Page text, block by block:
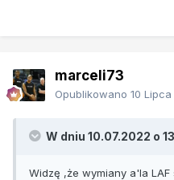
marceli73
Opublikowano 10
W dniu 10.07.2022 o
Widzę ,że wymiany a'la LAF